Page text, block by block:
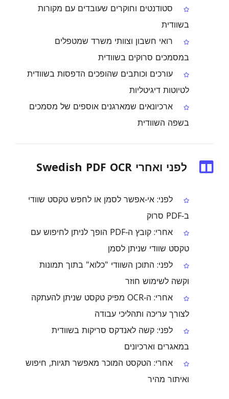
סטודנטים וחוקרים שעובדים עם מקורות
בשוודית
רואי חשבון וצוותי משרד שמטפלים
במסמכים סרוקים בשוודית
עורכים וכותבים שהופכים הדפסות בשוודית
לטיוטות דיגיטליות
ארכיונאים שמארגנים אוספים של מסמכים
בשפה השוודית
לפני ואחרי Swedish PDF OCR
לפני: אי‑אפשר לסמן או לחפש טקסט שוודי
ב‑PDF סרוק
אחרי: קובץ ה‑PDF הופך לניתן לחיפוש עם
טקסט שוודי שניתן לסמן
לפני: התוכן השוודי "כלוא" בתוך תמונות
וקשה לשימוש חוזר
אחרי: ה‑OCR מפיק טקסט שניתן להעתקה
לצורך עריכה ותהליכי עבודה
לפני: קשה לאנדקס סריקות בשוודית
במאגרים וארכיונים
אחרי: הטקסט המוכר מאפשר תגיות, חיפוש
ואיתור מהיר